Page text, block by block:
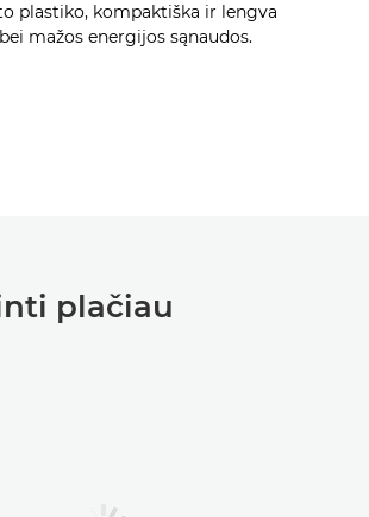
plastiko, kompaktiška ir lengva
mažos energijos sąnaudos.
plačiau